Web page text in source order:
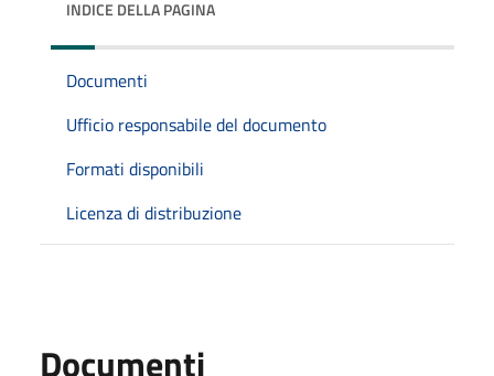
INDICE DELLA PAGINA
Documenti
Ufficio responsabile del documento
Formati disponibili
Licenza di distribuzione
Documenti